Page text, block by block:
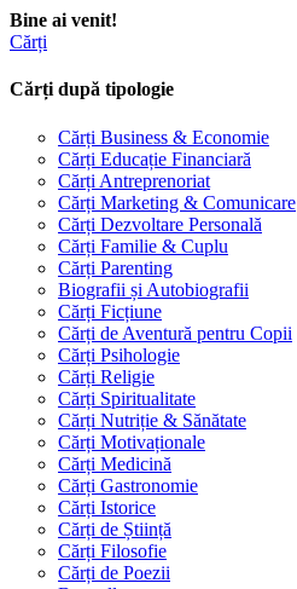
Bine ai venit!
Cărți
Cărți după tipologie
Cărți Business & Economie
Cărți Educație Financiară
Cărți Antreprenoriat
Cărți Marketing & Comunicare
Cărți Dezvoltare Personală
Cărți Familie & Cuplu
Cărți Parenting
Biografii și Autobiografii
Cărți Ficțiune
Cărți de Aventură pentru Copii
Cărți Psihologie
Cărți Religie
Cărți Spiritualitate
Cărți Nutriție & Sănătate
Cărți Motivaționale
Cărți Medicină
Cărți Gastronomie
Cărți Istorice
Cărți de Știință
Cărți Filosofie
Cărți de Poezii